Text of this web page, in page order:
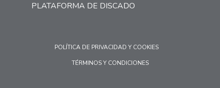
PLATAFORMA DE DISCADO
POLÍTICA DE PRIVACIDAD Y COOKIES
TÉRMINOS Y CONDICIONES